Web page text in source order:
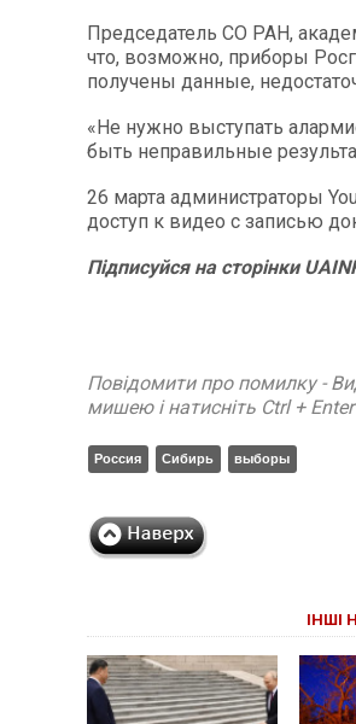
Председатель СО РАН,
что, возможно, приборы
получены данные,
«Не нужно выступать
быть неправильные
26 марта администраторы
доступ к видео с записью
Підписуйся на сторінки
Повідомити про помилку -
мишею і натисніть Ctrl + Enter
Россия Сибирь выборы
ІНШІ